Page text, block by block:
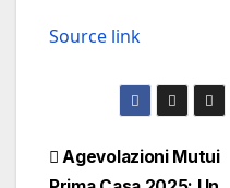
Source link
Navigazione
Agevolazioni Mutui